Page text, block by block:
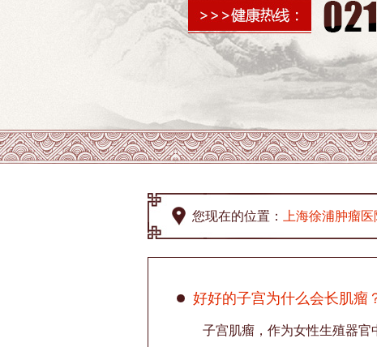
您现在的位置： 上海徐浦肿瘤医
好好的子宫为什么会长肌瘤
子宫肌瘤，作为女性生殖器官